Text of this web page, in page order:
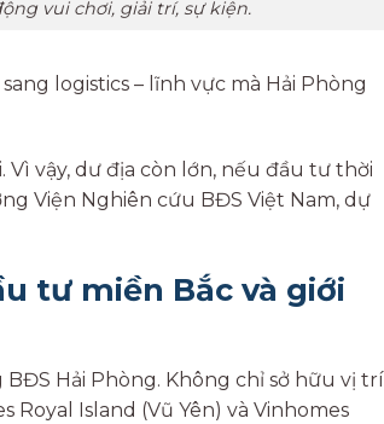
vui chơi, giải trí, sự kiện.
logistics – lĩnh vực mà Hải Phòng
vậy, dư địa còn lớn, nếu đầu tư thời
Viện Nghiên cứu BĐS Việt Nam, dự
tư miền Bắc và giới
Hải Phòng. Không chỉ sở hữu vị trí
Royal Island (Vũ Yên) và Vinhomes